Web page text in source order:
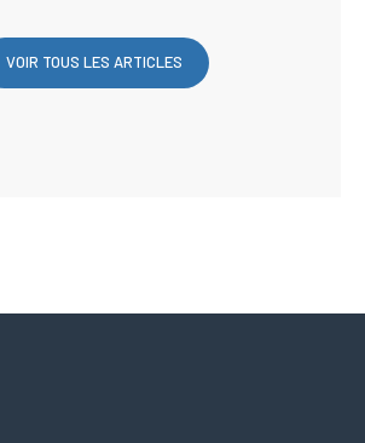
VOIR TOUS LES ARTICLES